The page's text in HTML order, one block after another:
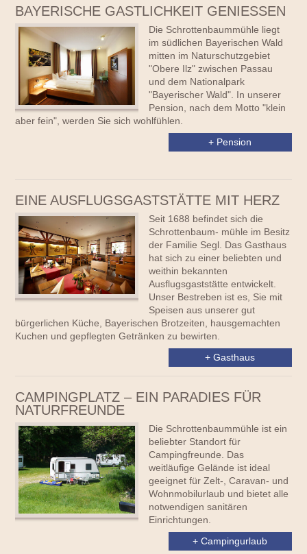
BAYERISCHE GASTLICHKEIT GENIESSEN
Die Schrottenbaummühle liegt
im südlichen Bayerischen Wald
mitten im Naturschutzgebiet
"Obere Ilz" zwischen Passau
und dem Nationalpark
"Bayerischer Wald". In unserer
Pension, nach dem Motto "klein
aber fein", werden Sie sich wohlfühlen.
+ Pension
EINE AUSFLUGSGASTSTÄTTE MIT HERZ
Seit 1688 befindet sich die
Schrottenbaum- mühle im Besitz
der Familie Segl. Das Gasthaus
hat sich zu einer beliebten und
weithin bekannten
Ausflugsgaststätte entwickelt.
Unser Bestreben ist es, Sie mit
Speisen aus unserer gut
bürgerlichen Küche, Bayerischen Brotzeiten, hausgemachten
Kuchen und gepflegten Getränken zu bewirten.
+ Gasthaus
CAMPINGPLATZ – EIN PARADIES FÜR
NATURFREUNDE
Die Schrottenbaummühle ist ein
beliebter Standort für
Campingfreunde. Das
weitläufige Gelände ist ideal
geeignet für Zelt-, Caravan- und
Wohnmobilurlaub und bietet alle
notwendigen sanitären
Einrichtungen.
+ Campingurlaub